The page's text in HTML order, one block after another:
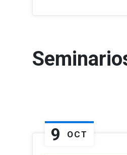
9 OCT